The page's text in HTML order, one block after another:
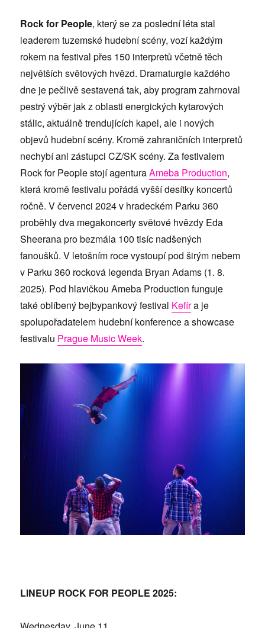
Rock for People, který se za poslední léta stal
leaderem tuzemské hudebníscény, vozí každým
rokem na festival přes 150 interpretů včetně těch
největších světových hvězd. Dramaturgie každého
dne je pečlivě sestavená tak, aby program zahrnoval
pestrý výběr jak z oblasti energických kytarových
stálic, aktuálně trendujících kapel, ale i nových
objevů hudebníscény. Kromě zahraničních interpretů
nechybí ani zástupci CZ/SK scény. Za festivalem
Rock for People stojí agenturaAmeba Production,
která kromě festivalu pořádá vyšší desítky koncertů
ročně. V červenci 2024 v hradeckém Parku 360
proběhly dva megakoncerty světové hvězdy Eda
Sheerana pro bezmála 100 tisíc nadšených
fanoušků. V letošním roce vystoupí pod širým nebem
v Parku 360 rocková legenda Bryan Adams (1. 8.
2025). Pod hlavičkou Ameba Production funguje
také oblíbený bejbypankovýfestival Kefíra je
spolupořadatelem hudebníkonference a showcase
festivalu Prague Music Week.
LINEUP ROCK FOR PEOPLE 2025: